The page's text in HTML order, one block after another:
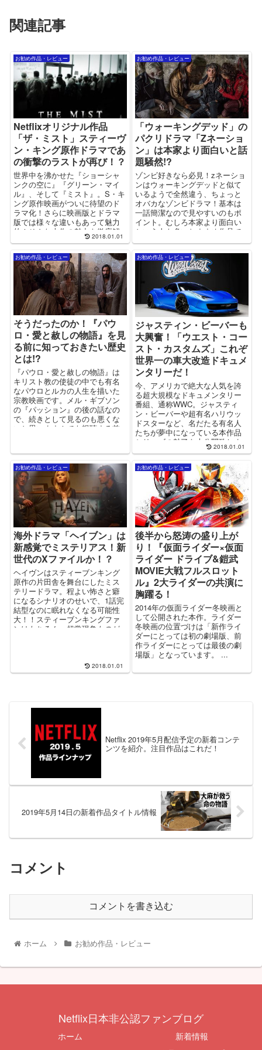
関連記事
お勧め作品・レビュー
Netflixオリジナル作品
「ザ・ミスト」スティーヴ
ン・キング原作ドラマであ
の衝撃のラストが再び！？
世界中を沸かせた『ショーシャ
ンクの空に』『グリーン・マイ
ル』、そして『ミスト』。S・キ
ング原作映画がついに待望のド
ラマ化！さらに映画版とドラマ
版では様々な違いもあって魅力
的！そんな本作の魅力を徹底解
析！
2018.01.01
お勧め作品・レビュー
「ウォーキングデッド」の
パクリドラマ「Zネーショ
ン」は本家より面白いと話
題騒然!?
ゾンビ好きなら必見！zネーショ
ンはウォーキングデッドと似て
いるようで全然違う、ちょっと
オバカなゾンビドラマ！基本は
一話簡潔なので見やすいのもポ
イント。むしろ本家より面白い
という人も多いおすすめ作品で
す！
お勧め作品・レビュー
そうだったのか！『パウ
ロ・愛と赦しの物語』を見
る前に知っておきたい歴史
とは!?
『パウロ・愛と赦しの物語』は
キリスト教の使徒の中でも有名
なパウロとルカの人生を描いた
宗教映画です。メル・ギブソン
の『パッション』の後の話なの
で、続きとして見るのも悪くな
いと思います！でも視聴する前
お勧め作品・レビュー
ジャスティン・ビーバーも
大興奮！「ウエスト・コー
スト・カスタムズ」これぞ
世界一の車大改造ドキュメ
ンタリーだ！
今、アメリカで絶大な人気を誇
る超大規模なドキュメンタリー
番組、通称WWC。ジャスティ
ン・ビーバーや超有名ハリウッ
ドスターなど、名だたる有名人
たちが夢中になっている本作品
シリーズの魅了を大公開致しま
す！
2018.01.01
お勧め作品・レビュー
海外ドラマ「ヘイブン」は
新感覚でミステリアス！新
世代のXファイルか！？
ヘイヴンはスティーブンキング
原作の片田舎を舞台にしたミス
テリードラマ。程よい怖さと癖
になるシナリオのせいで、1話完
結型なのに眠れなくなる可能性
大！！スティーブンキングファ
ンはもちろん、超常現象ものが
2018.01.01
お勧め作品・レビュー
後半から怒涛の盛り上が
り！『仮面ライダー×仮面
ライダー ドライブ&鎧武
MOVIE大戦フルスロット
ル』2大ライダーの共演に
胸躍る！
2014年の仮面ライダー冬映画と
して公開された本作。ライダー
冬映画の位置づけは「新作ライ
ダーにとっては初の劇場版、前
作ライダーにとっては最後の劇
場版」となっています。 ...
Netflix 2019年5月配信予定の新着コンテ
ンツを紹介。注目作品はこれだ！
2019年5月14日の新着作品タイトル情報
コメント
コメントを書き込む
ホーム お勧め作品・レビュー
Netflix日本非公認ファンブログ
ホーム
新着情報